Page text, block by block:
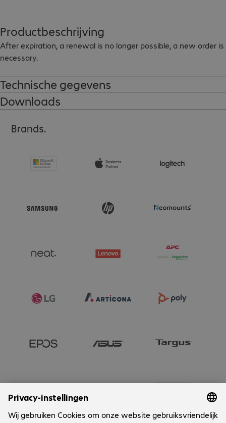
Productbeschrijving
After expiration, a renewal is no longer possible, a new order is
necessary.
Technische gegevens
Downloads
Brands.